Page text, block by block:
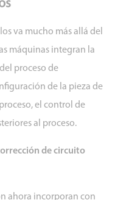
va mucho más allá del
máquinas integran la
proceso de
de la pieza de
el control de
al proceso.
de circuito
ahora incorporan con